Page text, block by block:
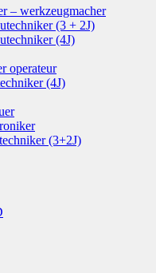
– werkzeugmacher
(3 + 2J)
(4J)
operateur
(4J)
(3+2J)